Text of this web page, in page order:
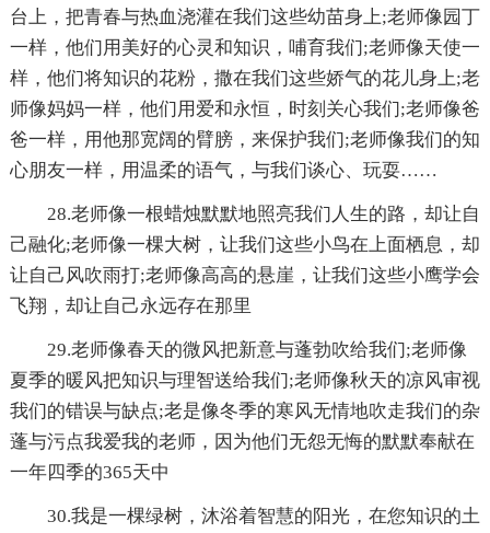
台上，把青春与热血浇灌在我们这些幼苗身上;老师像园丁
一样，他们用美好的心灵和知识，哺育我们;老师像天使一
样，他们将知识的花粉，撒在我们这些娇气的花儿身上;老
师像妈妈一样，他们用爱和永恒，时刻关心我们;老师像爸
爸一样，用他那宽阔的臂膀，来保护我们;老师像我们的知
心朋友一样，用温柔的语气，与我们谈心、玩耍……
28.老师像一根蜡烛默默地照亮我们人生的路，却让自
己融化;老师像一棵大树，让我们这些小鸟在上面栖息，却
让自己风吹雨打;老师像高高的悬崖，让我们这些小鹰学会
飞翔，却让自己永远存在那里
29.老师像春天的微风把新意与蓬勃吹给我们;老师像
夏季的暖风把知识与理智送给我们;老师像秋天的凉风审视
我们的错误与缺点;老是像冬季的寒风无情地吹走我们的杂
蓬与污点我爱我的老师，因为他们无怨无悔的默默奉献在
一年四季的365天中
30.我是一棵绿树，沐浴着智慧的阳光，在您知识的土